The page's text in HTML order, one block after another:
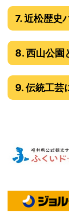
7. 近松歴史
8. 西山公園
9. 伝統工芸